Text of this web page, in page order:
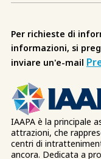
Per richieste di
informazioni, si
inviare un'e-mail
IAAPA è la principale
attrazioni, che
centri di
ancora. Dedicata a